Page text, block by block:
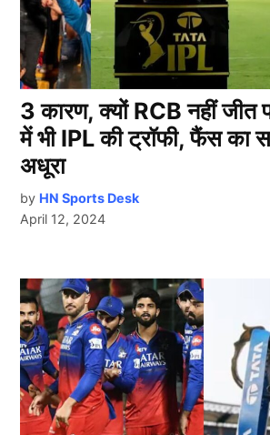
3 कारण, क्यों RCB नहीं जीत
में भी IPL की ट्रॉफी, फैंस का
अधूरा
by HN Sports Desk
April 12, 2024